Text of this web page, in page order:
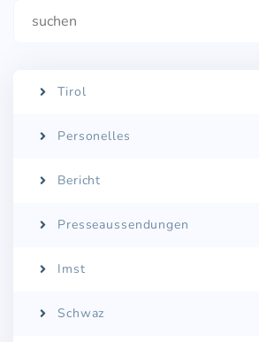
Tirol
Personelles
Bericht
Presseaussendungen
Imst
Schwaz